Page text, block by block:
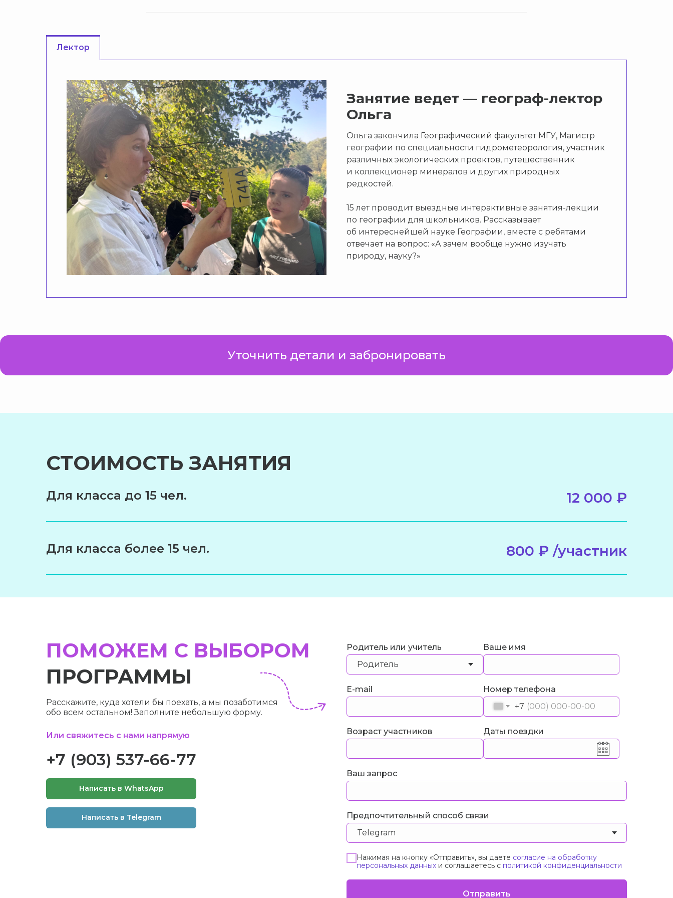
Лектор
Занятие ведет — географ-лектор
Ольга
Ольга закончила Географический факультет МГУ, Магистр
географии по специальности гидрометеорология, участник
различных экологических проектов, путешественник
и коллекционер минералов и других природных
редкостей.
15 лет проводит выездные интерактивные занятия-лекции
по географии для школьников. Рассказывает
об интереснейшей науке Географии, вместе с ребятами
отвечает на вопрос: «А зачем вообще нужно изучать
природу, науку?»
Уточнить детали и забронировать
СТОИМОСТЬ ЗАНЯТИЯ
Для класса до 15 чел. 12 000 ₽
Для класса более 15 чел. 800 ₽ /участник
Или свяжитесь с нами напрямую
Расскажите, куда хотели бы поехать, а мы позаботимся
обо всем остальном! Заполните небольшую форму.
+7 (903) 537-66-77
ПОМОЖЕМ С ВЫБОРОМ
ПРОГРАММЫ
Родитель или учитель Ваше имя
E-mail
Номер телефона
+7
Возраст участников Даты поездки
Ваш запрос
Предпочтительный способ связи
Нажимая на кнопку «Отправить», вы даете согласие на обработку
персональных данных и соглашаетесь c политикой конфиденциальности
Отправить
Написать в Telegram
Написать в WhatsApp